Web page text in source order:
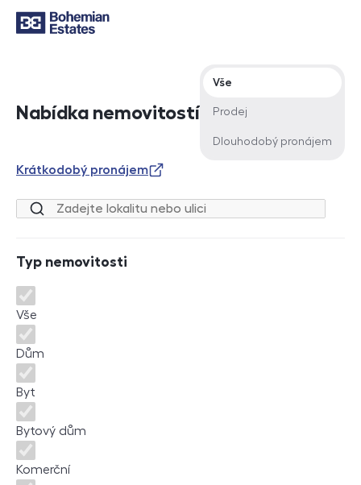
Nabídka nemovitostí
Typ nabídky
Vše
Prodej
Dlouhodobý pronájem
Krátkodobý pronájem
Lokalita nebo ulice
Typ nemovitosti
Typ nemovitosti
Vše
Dům
Byt
Bytový dům
Komerční